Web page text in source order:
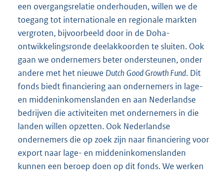
een overgangsrelatie onderhouden, willen we de
toegang tot internationale en regionale markten
vergroten, bijvoorbeeld door in de Doha-
ontwikkelingsronde deelakkoorden te sluiten. Ook
gaan we ondernemers beter ondersteunen, onder
andere met het nieuwe Dutch Good Growth Fund. Dit
fonds biedt financiering aan ondernemers in lage-
en middeninkomenslanden en aan Nederlandse
bedrijven die activiteiten met ondernemers in die
landen willen opzetten. Ook Nederlandse
ondernemers die op zoek zijn naar financiering voor
export naar lage- en middeninkomenslanden
kunnen een beroep doen op dit fonds. We werken